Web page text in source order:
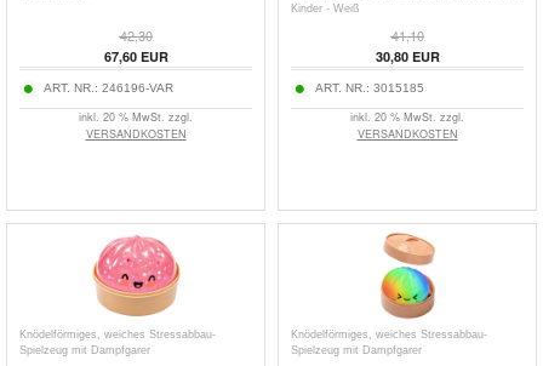
42,30
67,60EUR
ART. NR.: 246196-VAR
inkl. 20 % MwSt. zzgl.
VERSANDKOSTEN
Kinder - Weiß
41,10
30,80EUR
ART. NR.: 3015185
inkl. 20 % MwSt. zzgl.
VERSANDKOSTEN
Knödelförmiges, weiches Stressabbau-
Spielzeug mit Dampfgarer
Knödelförmiges, weiches Stressabbau-
Spielzeug mit Dampfgarer